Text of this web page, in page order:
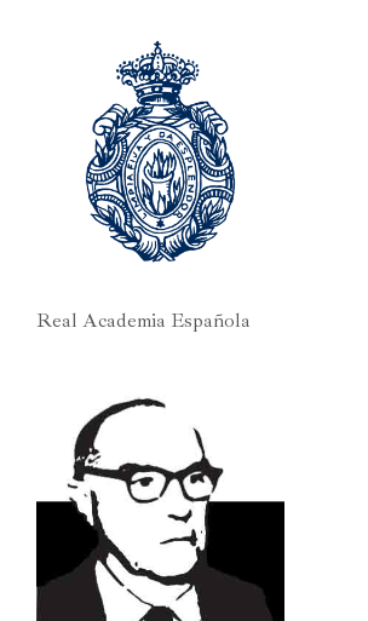
Real Academia Española